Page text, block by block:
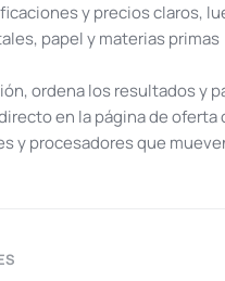
y precios claros,
papel y materias primas
ordena los resultados y
en la página de oferta
y procesadores que